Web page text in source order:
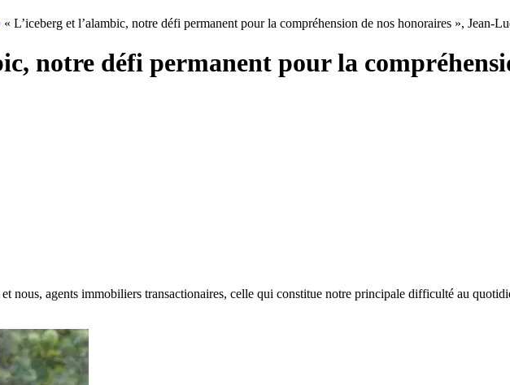
« L’iceberg et l’alambic, notre défi permanent pour la compréhension de nos honoraires », Jean-
notre défi permanent pour la
nous, agents immobiliers transactionaires, celle qui constitue notre principale difficulté au